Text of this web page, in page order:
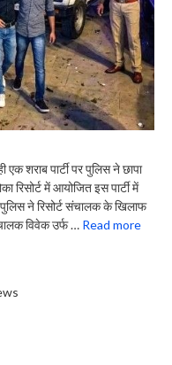
एक शराब पार्टी पर पुलिस ने छापा
रिसोर्ट में आयोजित इस पार्टी में
ने रिसोर्ट संचालक के खिलाफ
विवेक उर्फ … Read more